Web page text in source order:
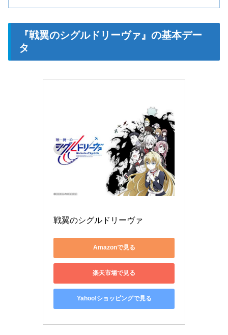
『戦翼のシグルドリーヴァ』の基本デー
タ
戦翼のシグルドリーヴァ
Amazonで見る
楽天市場で見る
Yahoo!ショッピングで見る